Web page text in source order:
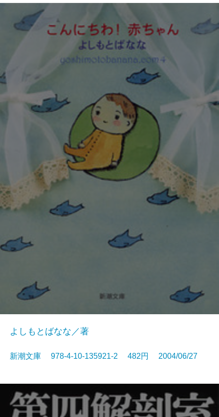
よしもとばなな／著
新潮文庫 978-4-10-135921-2 482円 2004/06/27